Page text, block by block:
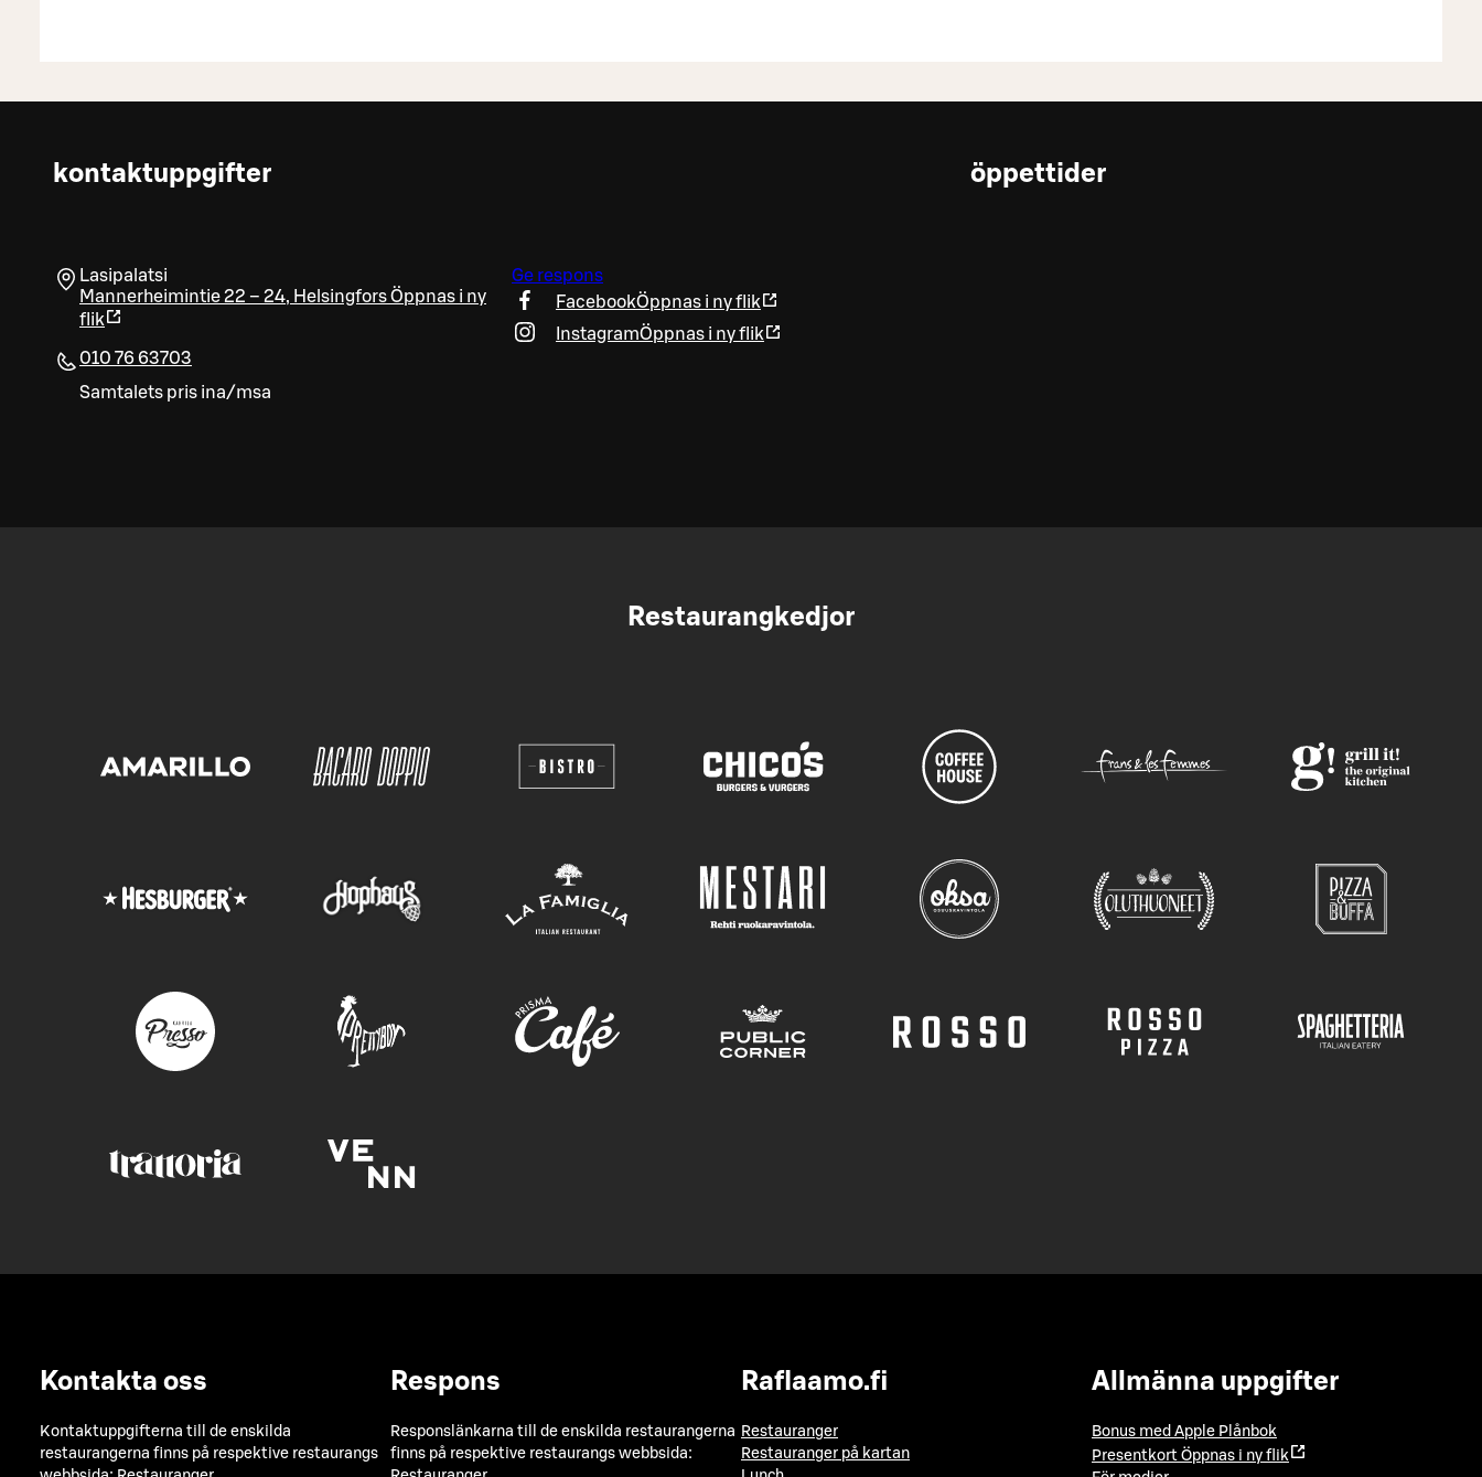
kontaktuppgifter
Lasipalatsi
Mannerheimintie 22 – 24, HelsingforsÖppnas i ny
flik
010 76 63703
Samtalets pris ina/msa
Ge respons
FacebookÖppnas i ny flik
InstagramÖppnas i ny flik
öppettider
Restaurangkedjor
Kontakta oss
Kontaktuppgifterna till de enskilda
restaurangerna finns på respektive restaurangs
Respons
Responslänkarna till de enskilda restaurangerna
finns på respektive restaurangs webbsida:
Raflaamo.fi
Restauranger
Restauranger på kartan
Allmänna uppgifter
Bonus med Apple Plånbok
Presentkort Öppnas i ny flik